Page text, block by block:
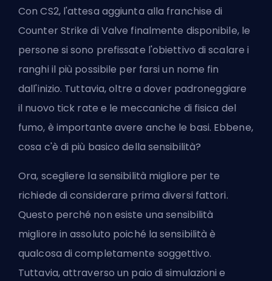
Con CS2, l'attesa aggiunta alla franchise di
Counter Strike di Valve finalmente disponibile, le
persone si sono prefissate l'obiettivo di scalare i
ranghi il più possibile per farsi un nome fin
dall'inizio. Tuttavia, oltre a dover padroneggiare
il nuovo tick rate e le meccaniche di fisica del
fumo, è importante avere anche le basi. Ebbene,
cosa c'è di più basico della sensibilità?
Ora, scegliere la sensibilità migliore per te
richiede di considerare prima diversi fattori.
Questo perché non esiste una sensibilità
migliore in assoluto poiché la sensibilità è
qualcosa di completamente soggettivo.
Tuttavia, attraverso un paio di simulazioni e